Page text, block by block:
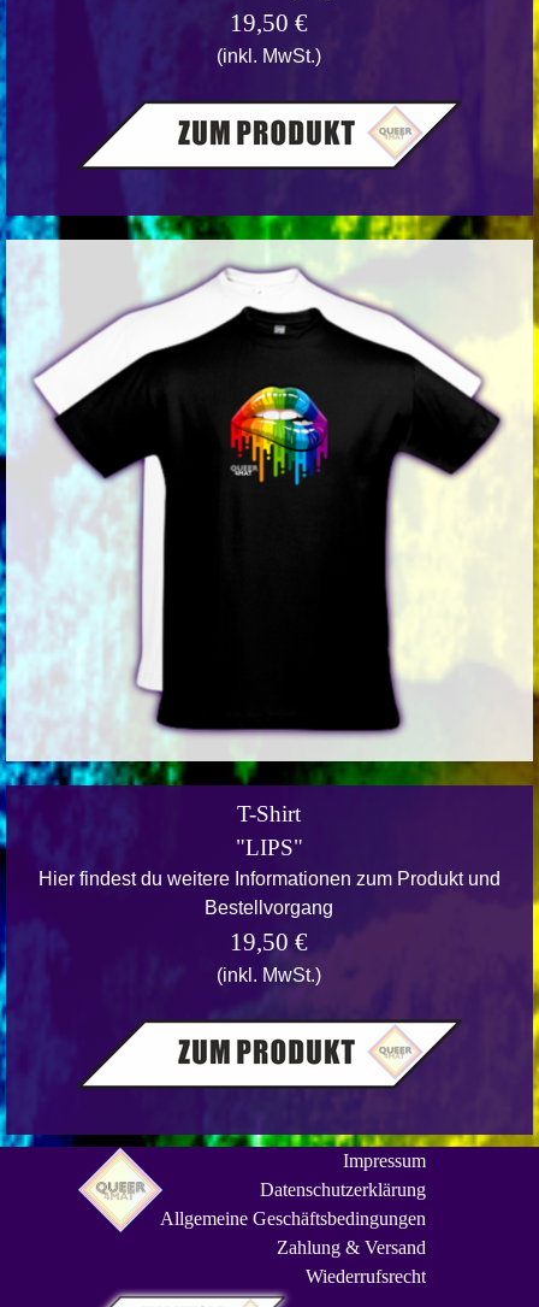
19,50 €
(inkl. MwSt.)
T-Shirt
"LIPS"
Hier findest du weitere Informationen zum Produkt und
Bestellvorgang
19,50 €
(inkl. MwSt.)
Impressum
Datenschutzerklärung
Allgemeine Geschäftsbedingungen
Zahlung & Versand
Wiederrufsrecht